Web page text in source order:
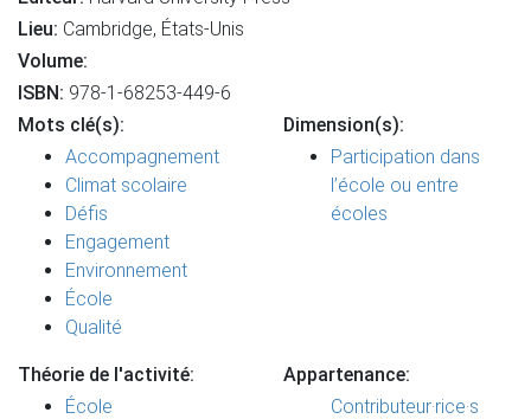
Lieu: Cambridge, États-Unis
Volume:
ISBN: 978-1-68253-449-6
Mots clé(s):
Accompagnement
Climat scolaire
Défis
Engagement
Environnement
École
Qualité
Dimension(s):
Participation dans
l’école ou entre
écoles
Théorie de l'activité:
École
Appartenance:
Contributeur·rice·s